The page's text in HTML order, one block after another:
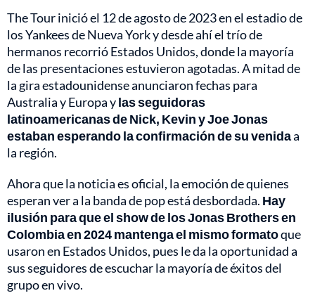
The Tour inició el 12 de agosto de 2023 en el estadio de
los Yankees de Nueva York y desde ahí el trío de
hermanos recorrió Estados Unidos, donde la mayoría
de las presentaciones estuvieron agotadas. A mitad de
la gira estadounidense anunciaron fechas para
Australia y Europa ylas seguidoras
latinoamericanas de Nick, Kevin y Joe Jonas
estaban esperando la confirmación de su venidaa
la región.
Ahora que la noticia es oficial, la emoción de quienes
esperan ver a la banda de pop está desbordada. Hay
ilusión para que el show de los Jonas Brothers en
Colombia en 2024 mantenga el mismo formatoque
usaron en Estados Unidos, pues le da la oportunidad a
sus seguidores de escuchar la mayoría de éxitos del
grupo en vivo.